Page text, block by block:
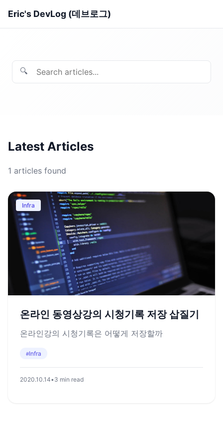
Eric's DevLog (데브로그)
🔍
Latest Articles
1 articles found
Infra
온라인 동영상강의 시청기록 저장 삽질기
온라인강의 시청기록은 어떻게 저장할까
#Infra
2020.10.14•3 min read